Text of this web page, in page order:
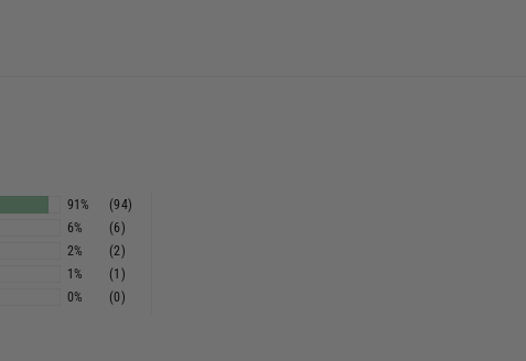
91%
(94)
6%
(6)
2%
(2)
1%
(1)
0%
(0)